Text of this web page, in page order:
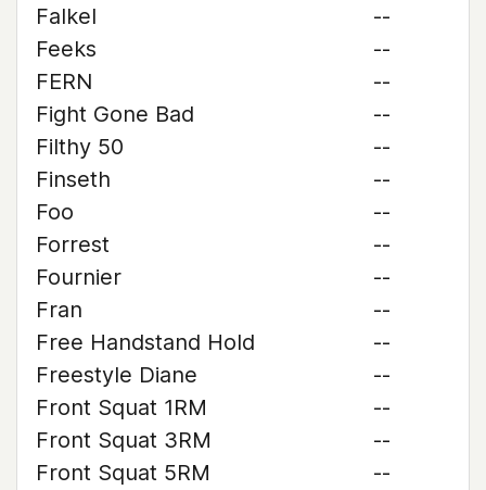
Falkel
--
Feeks
--
FERN
--
Fight Gone Bad
--
Filthy 50
--
Finseth
--
Foo
--
Forrest
--
Fournier
--
Fran
--
Free Handstand Hold
--
Freestyle Diane
--
Front Squat 1RM
--
Front Squat 3RM
--
Front Squat 5RM
--